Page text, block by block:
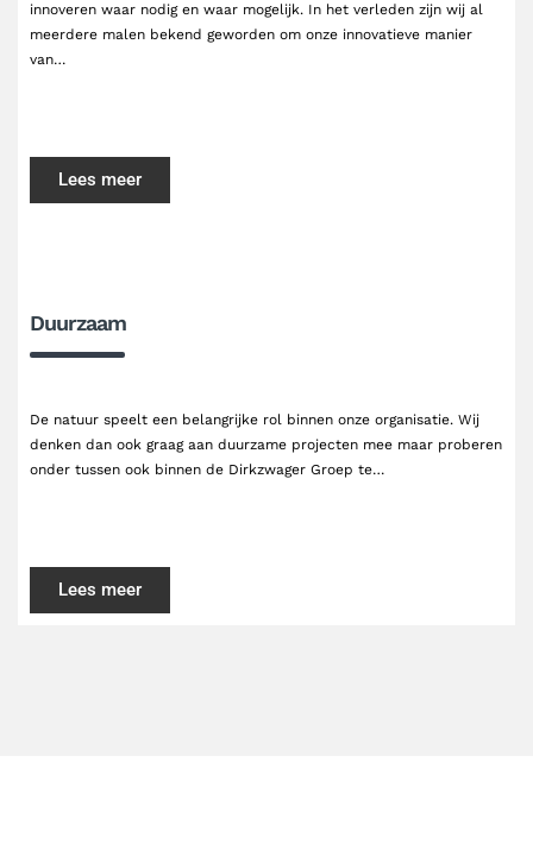
innoveren waar nodig en waar mogelijk. In het verleden zijn wij al
meerdere malen bekend geworden om onze innovatieve manier
van…
Lees meer
Duurzaam
De natuur speelt een belangrijke rol binnen onze organisatie. Wij
denken dan ook graag aan duurzame projecten mee maar proberen
onder tussen ook binnen de Dirkzwager Groep te…
Lees meer